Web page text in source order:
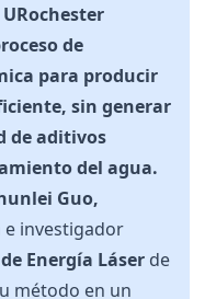
de
para producir
sin generar
de aditivos
del agua.
Guo,
investigador
Energía Láser de
método en un